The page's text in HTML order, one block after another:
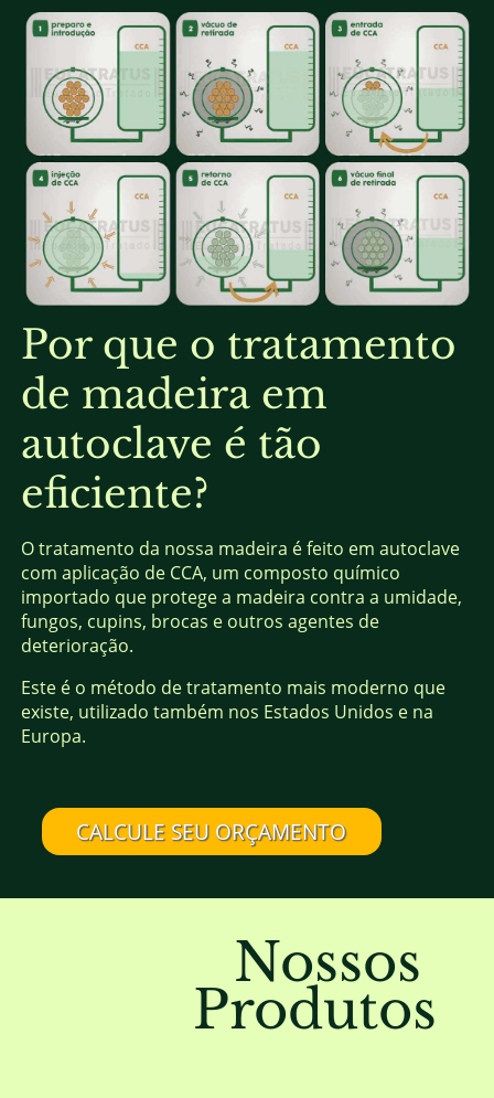
Por que o tratamento
de madeira em
autoclave é tão
eficiente?
O tratamento da nossa madeira é feito em autoclave
com aplicação de CCA, um composto químico
importado que protege a madeira contra a umidade,
fungos, cupins, brocas e outros agentes de
deterioração.
Este é o método de tratamento mais moderno que
existe, utilizado também nos Estados Unidos e na
Europa.
CALCULE SEU ORÇAMENTO
Nossos
Produtos